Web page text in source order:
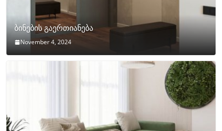
ბინების გაერთიანება
November 4, 2024